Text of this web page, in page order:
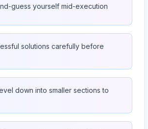
guess yourself mid-execution
solutions carefully before
down into smaller sections to